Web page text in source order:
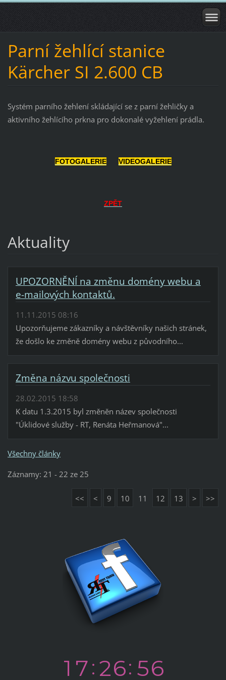
Parní žehlící stanice
Kärcher SI 2.600 CB
Systém parního žehlení skládající se z parní žehličky a
aktivního žehlícího prkna pro dokonalé vyžehlení prádla.
FOTOGALERIE VIDEOGALERIE
ZPĚT
Aktuality
UPOZORNĚNÍ na změnu domény webu a
e-mailových kontaktů.
11.11.2015 08:16
Upozorňujeme zákazníky a návštěvníky našich stránek,
že došlo ke změně domény webu z původního...
Změna názvu společnosti
28.02.2015 18:58
K datu 1.3.2015 byl změněn název společnosti
"Úklidové služby - RT, Renáta Heřmanová"...
Všechny články
Záznamy: 21 - 22 ze 25
<< < 9 10 11 12 13 > >>